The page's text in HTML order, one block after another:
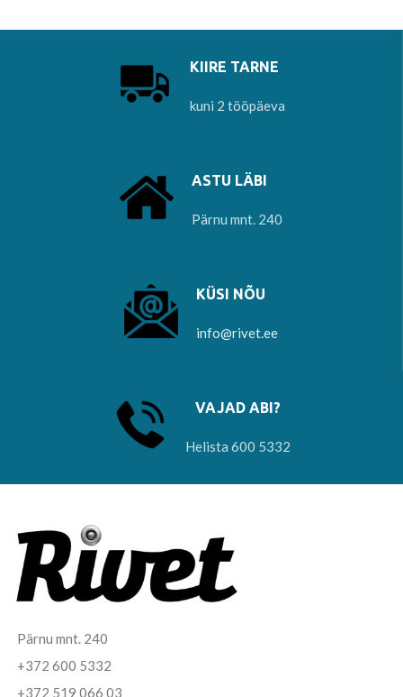
KIIRE TARNE
kuni 2 tööpäeva
ASTU LÄBI
Pärnu mnt. 240
KÜSI NÕU
info@rivet.ee
VAJAD ABI?
Helista 600 5332
Pärnu mnt. 240
+372 600 5332
+372 519 066 03